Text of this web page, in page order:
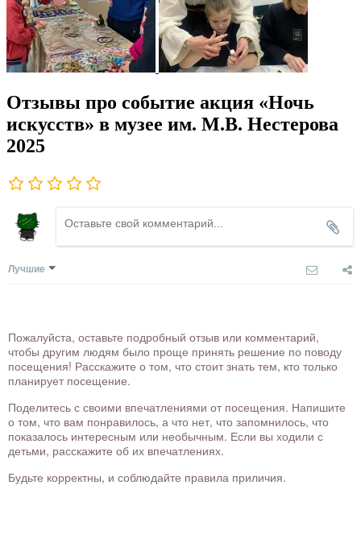
Отзывы про событие акция «Ночь
искусств» в музее им. М.В. Нестерова
2025
Лучшие
Пожалуйста, оставьте подробный отзыв или комментарий,
чтобы другим людям было проще принять решение по поводу
посещения! Расскажите о том, что стоит знать тем, кто только
планирует посещение.
Поделитесь с своими впечатлениями от посещения. Напишите
о том, что вам понравилось, а что нет, что запомнилось, что
показалось интересным или необычным. Если вы ходили с
детьми, расскажите об их впечатлениях.
Будьте корректны, и соблюдайте правила приличия.